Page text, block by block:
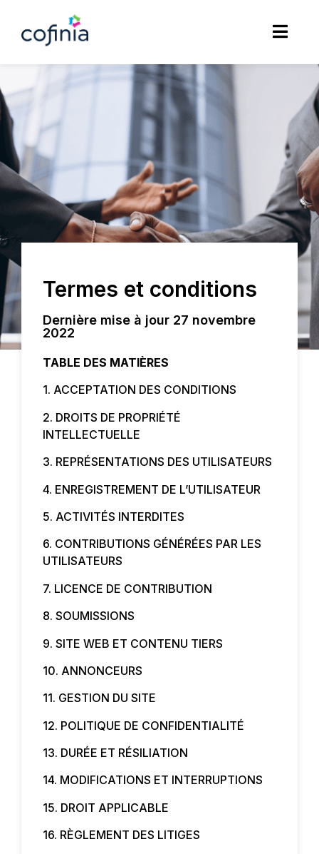
Termes et conditions
Dernière mise à jour 27 novembre
2022
TABLE DES MATIÈRES
1. ACCEPTATION DES CONDITIONS
2. DROITS DE PROPRIÉTÉ
INTELLECTUELLE
3. REPRÉSENTATIONS DES UTILISATEURS
4. ENREGISTREMENT DE L’UTILISATEUR
5. ACTIVITÉS INTERDITES
6. CONTRIBUTIONS GÉNÉRÉES PAR LES
UTILISATEURS
7. LICENCE DE CONTRIBUTION
8. SOUMISSIONS
9. SITE WEB ET CONTENU TIERS
10. ANNONCEURS
11. GESTION DU SITE
12. POLITIQUE DE CONFIDENTIALITÉ
13. DURÉE ET RÉSILIATION
14. MODIFICATIONS ET INTERRUPTIONS
15. DROIT APPLICABLE
16. RÈGLEMENT DES LITIGES